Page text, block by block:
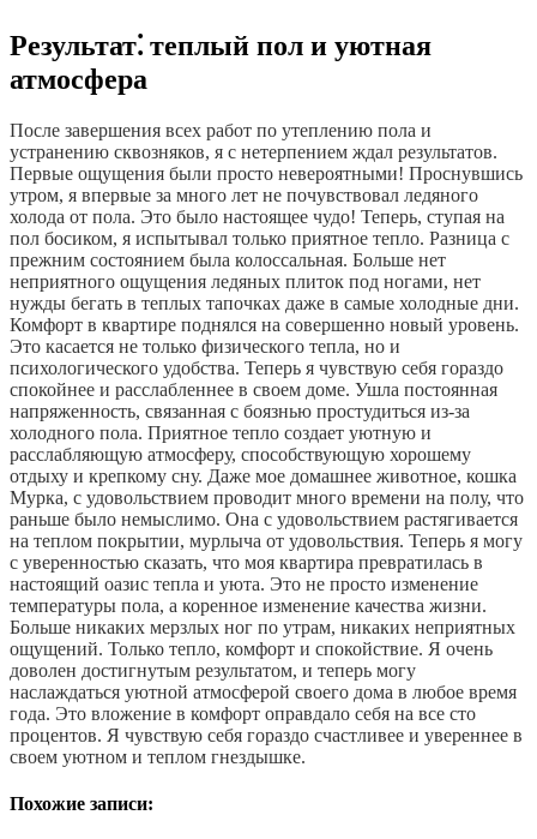
Результат⁚ теплый пол и уютная
атмосфера
После завершения всех работ по утеплению пола и
устранению сквозняков, я с нетерпением ждал результатов.
Первые ощущения были просто невероятными! Проснувшись
утром, я впервые за много лет не почувствовал ледяного
холода от пола. Это было настоящее чудо! Теперь, ступая на
пол босиком, я испытывал только приятное тепло. Разница с
прежним состоянием была колоссальная. Больше нет
неприятного ощущения ледяных плиток под ногами, нет
нужды бегать в теплых тапочках даже в самые холодные дни.
Комфорт в квартире поднялся на совершенно новый уровень.
Это касается не только физического тепла, но и
психологического удобства. Теперь я чувствую себя гораздо
спокойнее и расслабленнее в своем доме. Ушла постоянная
напряженность, связанная с боязнью простудиться из-за
холодного пола. Приятное тепло создает уютную и
расслабляющую атмосферу, способствующую хорошему
отдыху и крепкому сну. Даже мое домашнее животное, кошка
Мурка, с удовольствием проводит много времени на полу, что
раньше было немыслимо. Она с удовольствием растягивается
на теплом покрытии, мурлыча от удовольствия. Теперь я могу
с уверенностью сказать, что моя квартира превратилась в
настоящий оазис тепла и уюта. Это не просто изменение
температуры пола, а коренное изменение качества жизни.
Больше никаких мерзлых ног по утрам, никаких неприятных
ощущений. Только тепло, комфорт и спокойствие. Я очень
доволен достигнутым результатом, и теперь могу
наслаждаться уютной атмосферой своего дома в любое время
года. Это вложение в комфорт оправдало себя на все сто
процентов. Я чувствую себя гораздо счастливее и увереннее в
своем уютном и теплом гнездышке.
Похожие записи: